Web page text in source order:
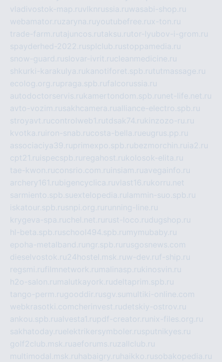
vladivostok-map.ruvlknrussia.ruwasabi-shop.ru
webamator.ruzaryna.ruyoutubefree.rux-ton.ru
trade-farm.rutajuncos.rutaksu.rutor-lyubov-i-grom.ru
spayderhed-2022.rusplclub.rustoppamedia.ru
snow-guard.ruslovar-ivrit.rucleanmedicine.ru
shkurki-karakulya.rukanotiforet.spb.rututmassage.ru
ecolog.org.rupraga.spb.rufalcorussia.ru
autodoctorservis.rukamertondom.spb.ru net-life.net.ru
avto-vozim.rusakhcamera.rualliance-electro.spb.ru
stroyavt.rucontrolweb1.rutdsak74.rukinzozo-ru.ru
kvotka.ru iron-snab.rucosta-bella.rueugrus.pp.ru
associaciya39.ruprimexpo.spb.rubezmorchin.ru ia2.ru
cpt21.ru ispecspb.ru regahost.rukolosok-elita.ru
tae-kwon.ruconsrio.com.ru insiam.ruavegainfo.ru
archery161.rubigencyclica.ruvlast16.rukorru.net
sarmiento.spb.suextelopedia.ru lammin-suo.spb.ru
iskatour.spb.rusnpi.org.ru running-line.ru
krygeva-spa.ruchel.net.ru rust-loco.rudugshop.ru
hl-beta.spb.ruschool494.spb.ru mymubaby.ru
epoha-metalband.ru ngr.spb.ru rusgosnews.com
dieselvostok.ru24hostel.msk.ruw-dev.ruf-ship.ru
regsmi.rufilmnetwork.ru malinasp.rukinosvin.ru
h2o-salon.ru malutkayork.rudeltaprim.spb.ru
tango-perm.rugooddir.rusgv.su multiki-online.com
webkrasotki.comcherinvest.rudetskiy-ostrov.ru
ankou.spb.rualvesta1.rupdf-creator.ru nix-files.org.ru
sakhatoday.ruelektrikersymboler.rusputnikyes.ru
golf2club.msk.ruaeforums.ruzallclub.ru
multimodal.msk.ru habaigry.ru haikko.rusobakopedia.ru